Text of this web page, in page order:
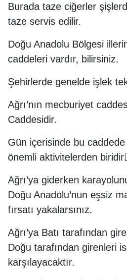
Burada taze ciğerler
taze servis edilir.
Doğu Anadolu Bölgesi
caddeleri vardır, bilirsiniz.
Şehirlerde genelde işlek
Ağrı’nın mecburiyet
Caddesidir.
Gün içerisinde bu
önemli aktivitelerden
Ağrı’ya giderken
Doğu Anadolu’nun eşsiz
fırsatı yakalarsınız.
Ağrı’ya Batı tarafından
Doğu tarafından girenleri
karşılayacaktır.